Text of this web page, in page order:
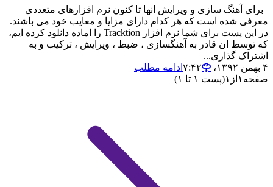
برای آهنگ سازی و ویرایش انها تا کنون نرم افزارهای متعددی
معرفی شده است که هر کدام دارای مزایا و معایب خود می باشند.
در این پست برای شما نرم افزار Tracktion را اماده دانلود کرده ایم،
که توسط ان قادر به آهنگسازی ، ضبط ، ویرایش ، ترکیب و به
اشتراک گذاری...
۴ بهمن ۱۳۹۲،‏ ۷:۴۲
ادامه مطلب
صفحه ۱ از ۱(پست ۱ تا ۱)